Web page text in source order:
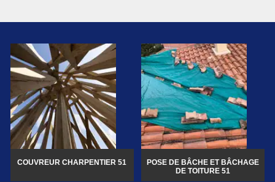
COUVREUR CHARPENTIER 51
POSE DE BÂCHE ET BÂCHAGE
DE TOITURE 51